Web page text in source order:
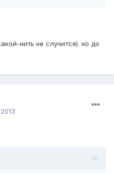
нить не случится). но до